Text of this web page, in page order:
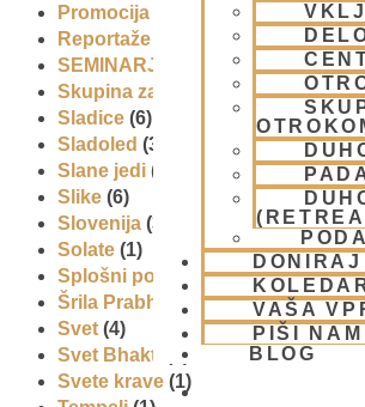
DONIRAJ
VAŠA
PIŠI NAM
BLOG
Promocija in izobrazevanje
(3)
Reportaže
SEMINARJI IN TEČAJ (5)
Skupina za podporo družinam in
Sladice (6)
Sladoled (3)
Slane jedi (2)
Slike (6)
Slovenija (30)
Solate (1)
Splošni pogoji uporabe(1)
Šrila Prabhupada(5)
Svet (4)
Svet Bhakti
(5)
Svete krave (1)